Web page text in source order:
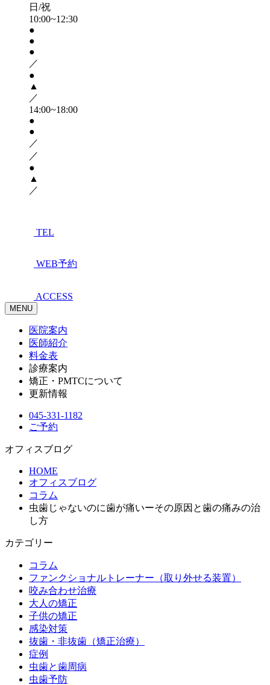
日/祝
10:00~12:30
●
●
●
／
●
▲
／
14:00~18:00
●
●
／
／
●
▲
／
TEL
WEB予約
ACCESS
MENU
医院案内
医師紹介
料金表
診療案内
矯正・PMTCについて
更新情報
045-331-1182
ご予約
オフィスブログ
HOME
オフィスブログ
コラム
虫歯じゃないのに歯が痛いーその原因と歯の痛みの治
し方
カテゴリー
コラム
ファンクショナルトレーナー（取り外せる装置）
咬み合わせ治療
大人の矯正
子供の矯正
感染対策
抜歯・非抜歯（矯正治療）
症例
虫歯と歯周病
虫歯予防